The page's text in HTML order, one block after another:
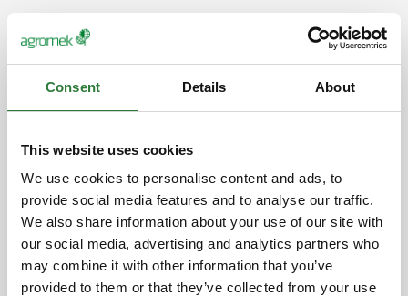
Consent Details About
This website uses cookies
We use cookies to personalise content and ads, to
provide social media features and to analyse our traffic.
We also share information about your use of our site with
our social media, advertising and analytics partners who
may combine it with other information that you’ve
provided to them or that they’ve collected from your use